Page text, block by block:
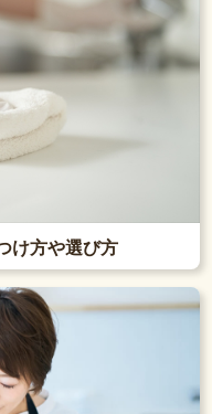
け方や選び方